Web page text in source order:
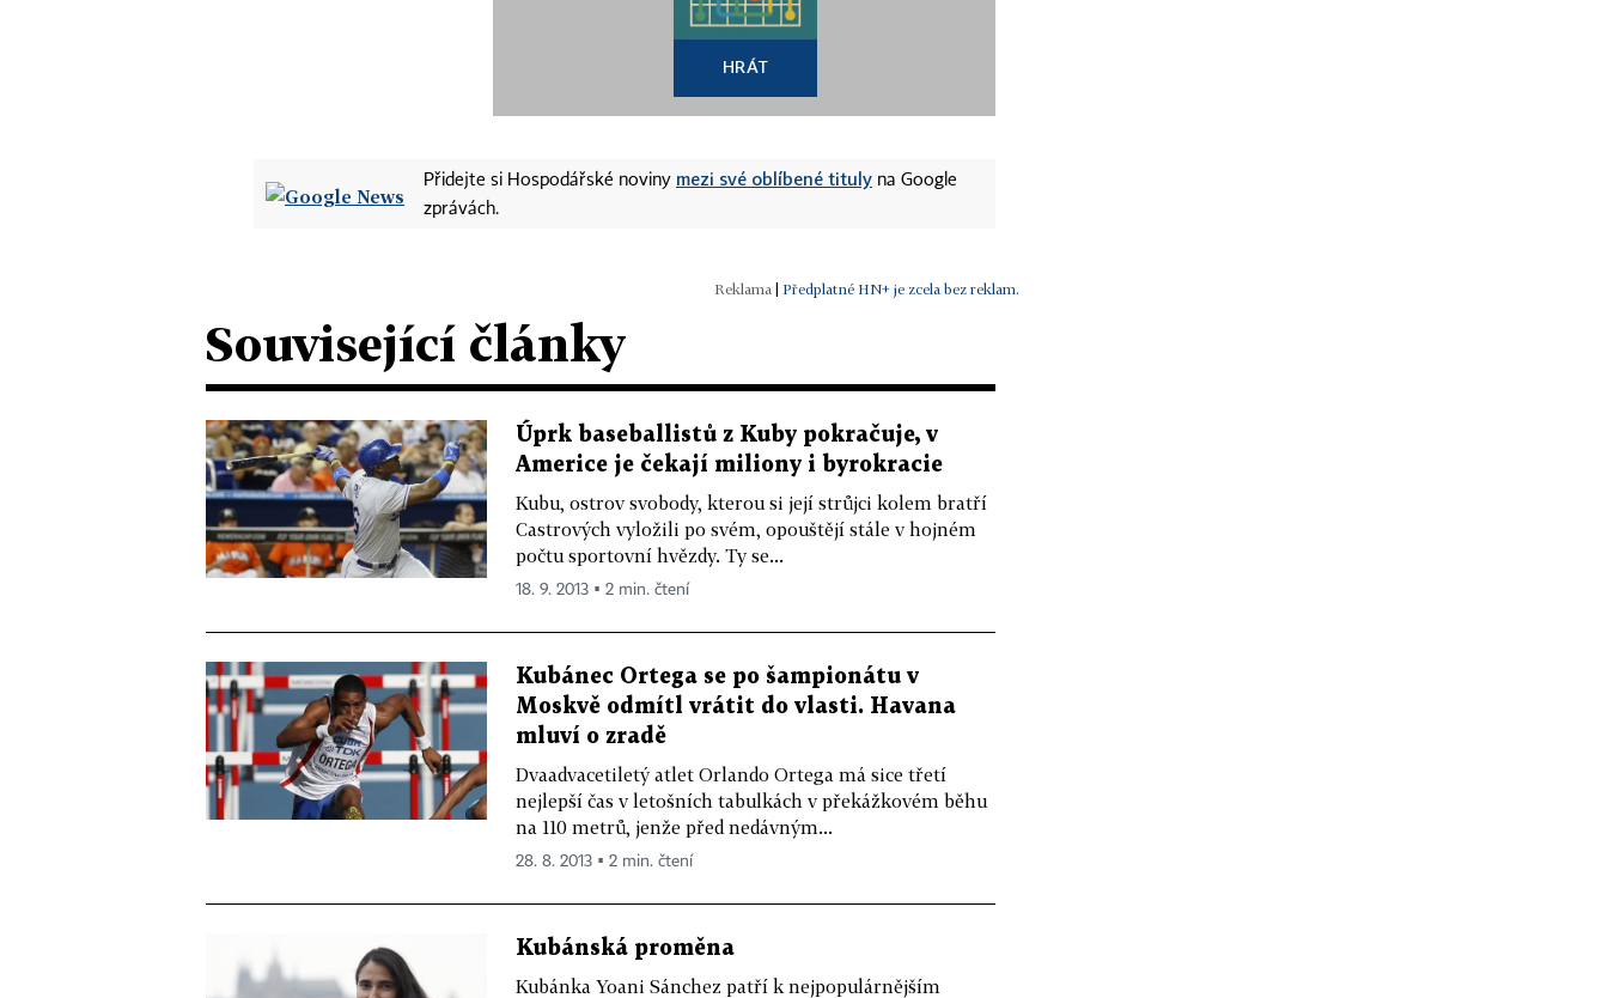
HRÁT
Přidejte si Hospodářské noviny mezi své oblíbené tituly na Google
zprávách.
| Předplatné HN+ je zcela bez reklam.
Související články
Úprk baseballistů z Kuby pokračuje, v
Americe je čekají miliony i byrokracie
Kubu, ostrov svobody, kterou si její strůjci kolem bratří
Castrových vyložili po svém, opouštějí stále v hojném
počtu sportovní hvězdy. Ty se...
18. 9. 2013 ▪ 2 min. čtení
Kubánec Ortega se po šampionátu v
Moskvě odmítl vrátit do vlasti. Havana
mluví o zradě
Dvaadvacetiletý atlet Orlando Ortega má sice třetí
nejlepší čas v letošních tabulkách v překážkovém běhu
na 110 metrů, jenže před nedávným...
28. 8. 2013 ▪ 2 min. čtení
Kubánská proměna
Kubánka Yoani Sánchez patří k nejpopulárnějším